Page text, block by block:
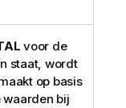
voor de
staat, wordt
op basis
bij